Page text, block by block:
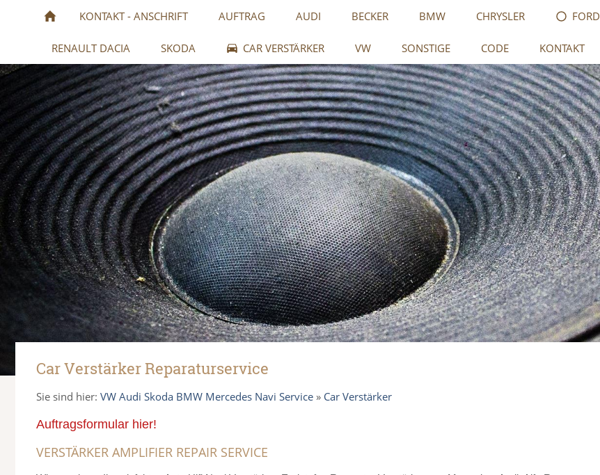
KONTAKT - ANSCHRIFT AUFTRAG AUDI BECKER BMW CHRYSLER FORD
RENAULT DACIA SKODA CAR VERSTÄRKER VW SONSTIGE CODE KONTAKT
Car Verstärker Reparaturservice
Sie sind hier: VW Audi Skoda BMW Mercedes Navi Service » Car Verstärker
Auftragsformular hier!
VERSTÄRKER AMPLIFIER REPAIR SERVICE